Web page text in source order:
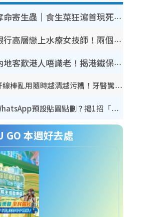
奪命寄生蟲｜食生菜狂瀉首現死者！疫潮惡化錄1.8萬宗病例 揭洗菜3大謬誤
銀行高層戀上水療女技師！兩個月借128萬驚覺「沉船」沉落火海 揭背後疑似邪教操控賣淫
內地客歎港人唔識老！揭港鐵保鮮級冷氣 港人求放過：咪投訴
牙線棒亂用隨時越清越污糟！牙醫驚揭盲目過戶細菌恐致蛀牙：呢種先係日常真保養
WhatsApp預設貼圖點刪？揭1招「反向操作」還原簡潔介面 附3步實測教學
GO 本週好去處